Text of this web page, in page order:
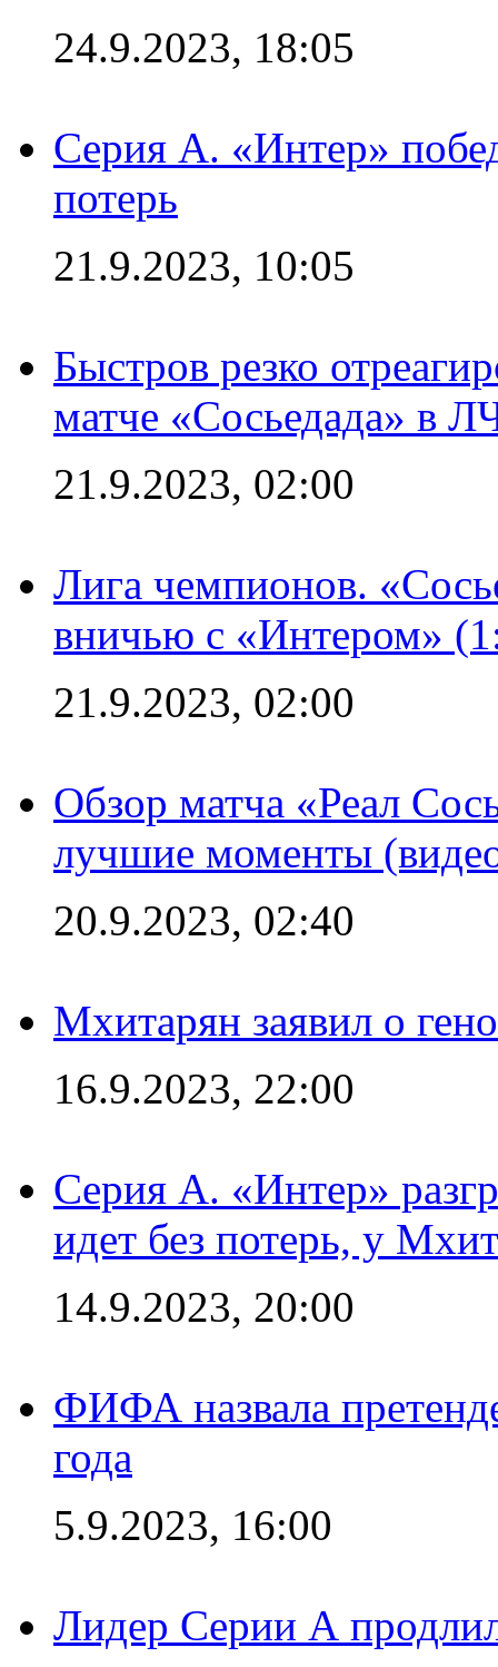
24.9.2023, 18:05
Серия А. «Интер»
потерь
21.9.2023, 10:05
Быстров резко
матче «Сосьедада» в
21.9.2023, 02:00
Лига чемпионов.
вничью с «Интером»
21.9.2023, 02:00
Обзор матча «Реал
лучшие моменты
20.9.2023, 02:40
Мхитарян заявил о
16.9.2023, 22:00
Серия А. «Интер»
идет без потерь, у
14.9.2023, 20:00
ФИФА назвала
года
5.9.2023, 16:00
Лидер Серии А